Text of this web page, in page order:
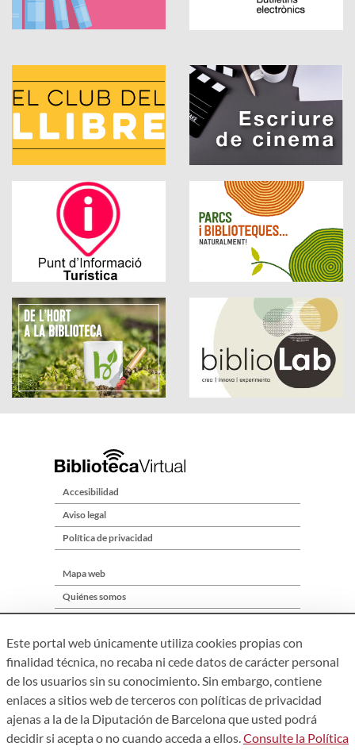
Accesibilidad
Aviso legal
Política de privacidad
Mapa web
Quiénes somos
Este portal web únicamente utiliza cookies propias con
finalidad técnica, no recaba ni cede datos de carácter personal
de los usuarios sin su conocimiento. Sin embargo, contiene
enlaces a sitios web de terceros con políticas de privacidad
ajenas a la de la Diputación de Barcelona que usted podrá
decidir si acepta o no cuando acceda a ellos.Consulte la Política